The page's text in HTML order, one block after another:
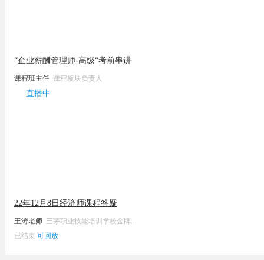
“企业薪酬管理师-高级“考前串讲
课程班主任 课程板块负责人
直播中
22年12月8日经济师课程答疑
王涛老师 三茅职业技能培训学校金牌...
已结束 可回放